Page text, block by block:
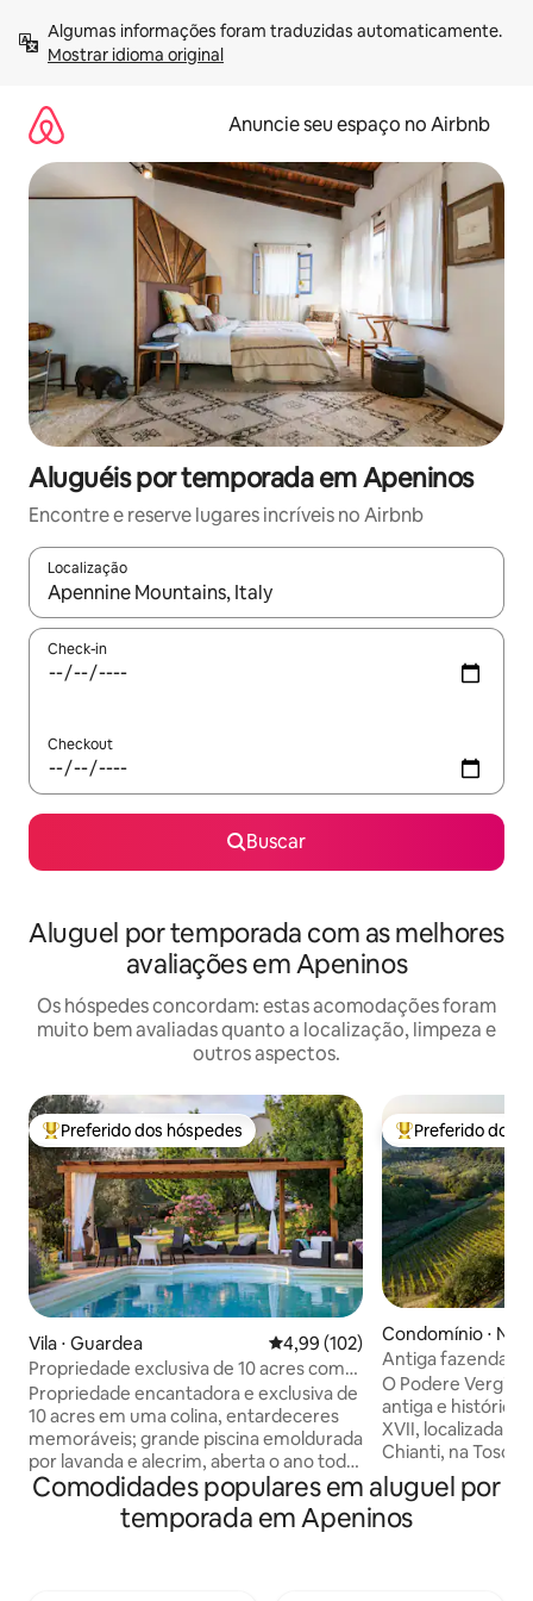
para
Mostrar idioma original
Anuncie seu espaço no Airbnb
Aluguéis por temporada em Apeninos
Encontre e reserve lugares incríveis no Airbnb
Localização
Quando os resultados estiverem disponíveis, explore-os
Check-in
Checkout
Buscar
Aluguel por temporada com as melhores
avaliações em Apeninos
Os hóspedes concordam: estas acomodações foram
muito bem avaliadas quanto a localização, limpeza e
outros aspectos.
Entre os melhores preferidos dos hóspedes
Preferido dos hóspedes
Vila ⋅ Guardea 4,99 de uma avaliação média de
4,99 (102)
Propriedade exclusiva de 10 acres com
piscina e olival!
Propriedade encantadora e exclusiva de
10 acres em uma colina, entardeceres
memoráveis; grande piscina emoldurada
por lavanda e alecrim, aberta o ano todo.
Novo ar condicionado, internet Starlink.
Muito privado e tranquilo 2 andares, 4
quartos, 4 banheiros, banheira de
Entre os
Preferido dos
Condomínio ⋅
Antiga fazenda
Chianti, na
O Podere
antiga e histórica
XVII, localizada
Chianti, na
de organizar
exclusivos sob
apartamento está
Comodidades populares em aluguel por
temporada em Apeninos